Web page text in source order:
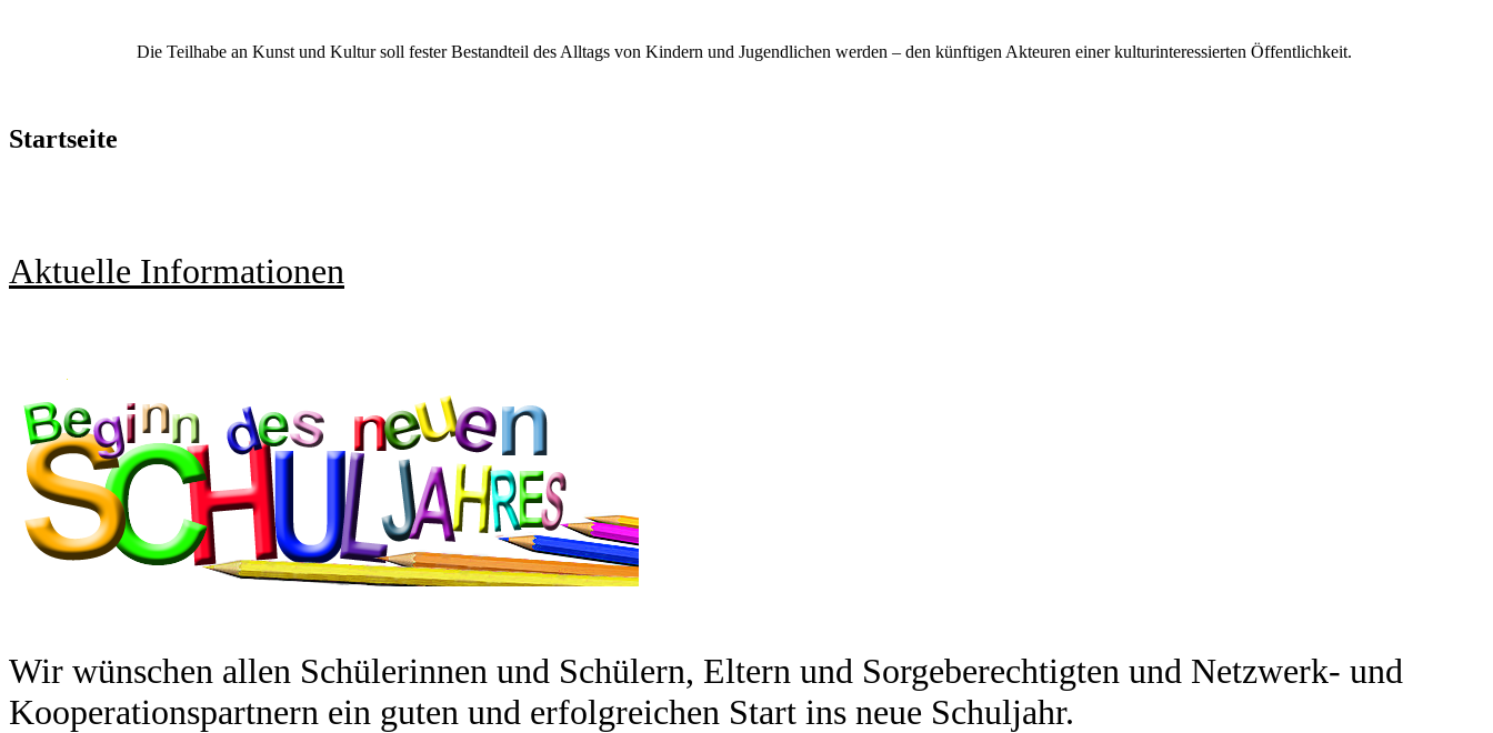
Die Teilhabe an Kunst und Kultur soll fester Bestandteil des Alltags von Kindern und Jugendlichen werden – den künftigen Akteuren einer kulturinteressierten Öffentlichkeit.
Startseite
Aktuelle Informationen
Wir wünschen allen Schülerinnen und Schülern, Eltern und Sorgeberechtigten und Netzwerk- und
Kooperationspartnern ein guten und erfolgreichen Start ins neue Schuljahr.